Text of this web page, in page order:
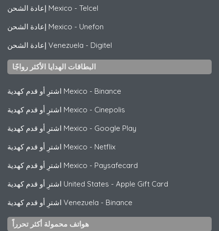
إعادة الشحن Mexico - Telcel
إعادة الشحن Mexico - Unefon
إعادة الشحن Venezuela - Digitel
البطاقات الهدايا الأكثر رواجًا
اشترِ أو قدم كهدية Mexico - Binance
اشترِ أو قدم كهدية Mexico - Cinepolis
اشترِ أو قدم كهدية Mexico - Google Play
اشترِ أو قدم كهدية Mexico - Netflix
اشترِ أو قدم كهدية Mexico - Paysafecard
اشترِ أو قدم كهدية United States - Apple Gift Card
اشترِ أو قدم كهدية Venezuela - Binance
هواتف محمولة أكثر تحرراً